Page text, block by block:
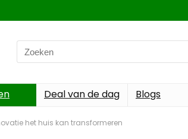
Search
for:
Deal van de dag Blogs
het huis kan transformeren